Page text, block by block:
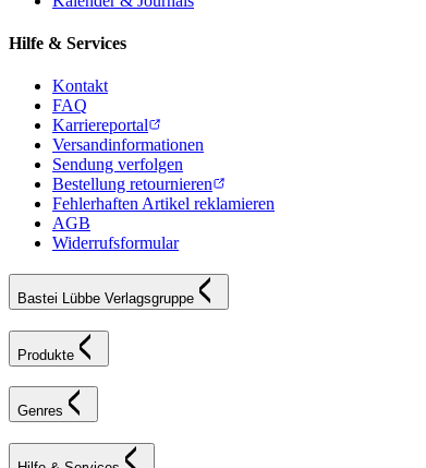
Hilfe & Services
Kontakt
FAQ
Karriereportal
Versandinformationen
Sendung verfolgen
Bestellung retournieren
Fehlerhaften Artikel reklamieren
AGB
Widerrufsformular
Bastei Lübbe Verlagsgruppe
Produkte
Genres